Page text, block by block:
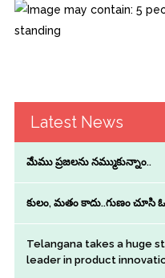
Latest News
మేము ప్రజలను నమ్ముకున్నాం..
కులం, మతం కాదు..గుణం
Telangana takes a huge
leader in product